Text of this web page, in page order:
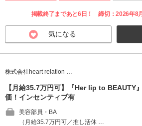
掲載終了まであと6日！ 締切：2026年8
気になる
株式会社heart relation …
【月給35.7万円可】『Her lip to BEAUTY
価！インセンティブ有
美容部員・BA
（月給35.7万円可／推し活休 …